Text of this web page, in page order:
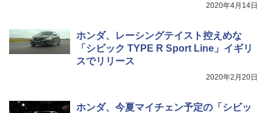
2020年4月14日
ホンダ、レーシングテイスト控えめな
「シビック TYPE R Sport Line」イギリ
スでリリース
2020年2月20日
ホンダ、今夏マイチェン予定の「シビッ